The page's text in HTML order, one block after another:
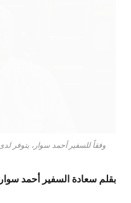
وفقاً للسفير أحمد سوار، يتوفر
بقلم سعادة السفير أحمد سوار